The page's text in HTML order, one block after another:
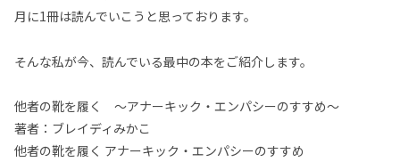
月に1冊は読んでいこうと思っております。
そんな私が今、読んでいる最中の本をご紹介します。
他者の靴を履く ～アナーキック・エンパシーのすすめ～
著者：ブレイディみかこ
他者の靴を履く アナーキック・エンパシーのすすめ